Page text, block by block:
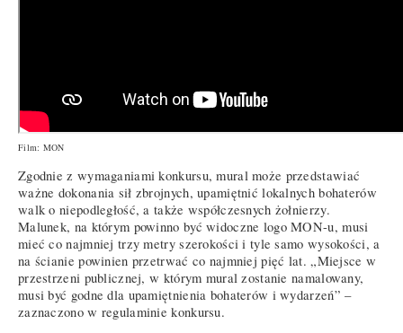
Film: MON
Zgodnie z wymaganiami konkursu, mural może przedstawiać
ważne dokonania sił zbrojnych, upamiętnić lokalnych bohaterów
walk o niepodległość, a także współczesnych żołnierzy.
Malunek, na którym powinno być widoczne logo MON-u, musi
mieć co najmniej trzy metry szerokości i tyle samo wysokości, a
na ścianie powinien przetrwać co najmniej pięć lat. „Miejsce w
przestrzeni publicznej, w którym mural zostanie namalowany,
musi być godne dla upamiętnienia bohaterów i wydarzeń” –
zaznaczono w regulaminie konkursu.